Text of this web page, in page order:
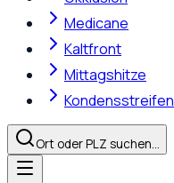
Medicane
Kaltfront
Mittagshitze
Kondensstreifen
Ort oder PLZ suchen…